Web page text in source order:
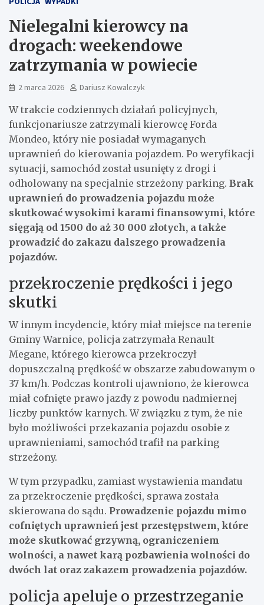
Nielegalni kierowcy na
drogach: weekendowe
zatrzymania w powiecie
2 marca 2026 Dariusz Kowalczyk
W trakcie codziennych działań policyjnych,
funkcjonariusze zatrzymali kierowcę Forda
Mondeo, który nie posiadał wymaganych
uprawnień do kierowania pojazdem. Po weryfikacji
sytuacji, samochód został usunięty z drogi i
odholowany na specjalnie strzeżony parking. Brak
uprawnień do prowadzenia pojazdu może
skutkować wysokimi karami finansowymi, które
sięgają od 1500 do aż 30 000 złotych, a także
prowadzić do zakazu dalszego prowadzenia
pojazdów.
przekroczenie prędkości i jego
skutki
W innym incydencie, który miał miejsce na terenie
Gminy Warnice, policja zatrzymała Renault
Megane, którego kierowca przekroczył
dopuszczalną prędkość w obszarze zabudowanym o
37 km/h. Podczas kontroli ujawniono, że kierowca
miał cofnięte prawo jazdy z powodu nadmiernej
liczby punktów karnych. W związku z tym, że nie
było możliwości przekazania pojazdu osobie z
uprawnieniami, samochód trafił na parking
strzeżony.
W tym przypadku, zamiast wystawienia mandatu
za przekroczenie prędkości, sprawa została
skierowana do sądu. Prowadzenie pojazdu mimo
cofniętych uprawnień jest przestępstwem, które
może skutkować grzywną, ograniczeniem
wolności, a nawet karą pozbawienia wolności do
dwóch lat oraz zakazem prowadzenia pojazdów.
policja apeluje o przestrzeganie